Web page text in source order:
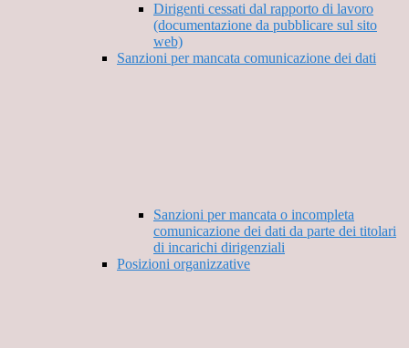
Dirigenti cessati dal rapporto di lavoro
(documentazione da pubblicare sul sito
web)
Sanzioni per mancata comunicazione dei dati
Sanzioni per mancata o incompleta
comunicazione dei dati da parte dei titolari
di incarichi dirigenziali
Posizioni organizzative